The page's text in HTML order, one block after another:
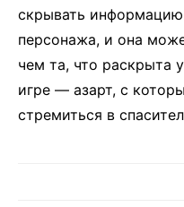
скрывать информацию
персонажа, и она
чем та, что раскрыта
игре — азарт, с
стремиться в